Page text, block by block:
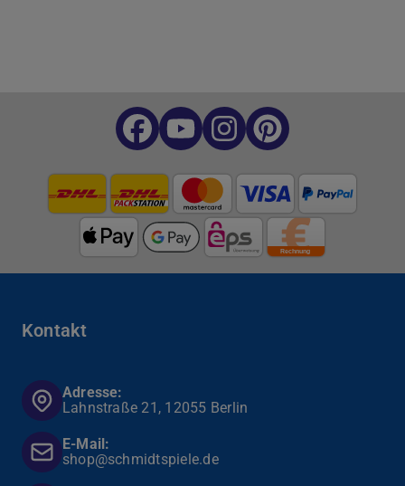
Kontakt
Adresse:
Lahnstraße 21, 12055 Berlin
E-Mail:
shop@schmidtspiele.de